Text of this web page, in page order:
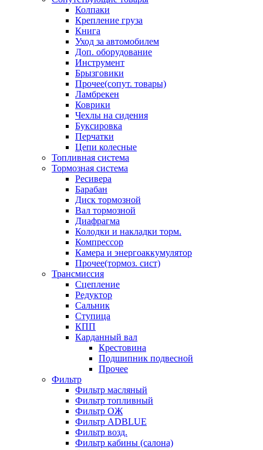
Колпаки
Крепление груза
Книга
Уход за автомобилем
Доп. оборудование
Инструмент
Брызговики
Прочее(сопут. товары)
Ламбрекен
Коврики
Чехлы на сидения
Буксировка
Перчатки
Цепи колесные
Топливная система
Тормозная система
Ресивера
Барабан
Диск тормозной
Вал тормозной
Диафрагма
Колодки и накладки торм.
Компрессор
Камера и энергоаккумулятор
Прочее(тормоз. сист)
Трансмиссия
Сцепление
Редуктор
Сальник
Ступица
КПП
Карданный вал
Крестовина
Подшипник подвесной
Прочее
Фильтр
Фильтр масляный
Фильтр топливный
Фильтр ОЖ
Фильтр ADBLUE
Фильтр возд.
Фильтр кабины (салона)